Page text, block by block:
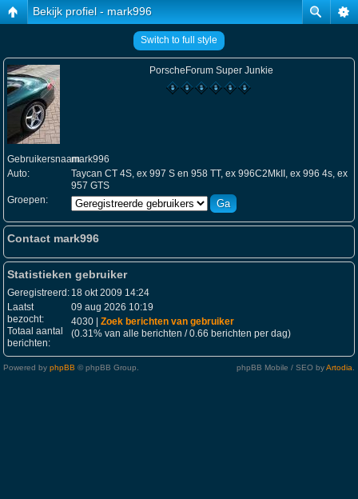
Bekijk profiel - mark996
Switch to full style
PorscheForum Super Junkie
Gebruikersnaam:mark996
Auto:
Taycan CT 4S, ex 997 S en 958 TT, ex 996C2MkII, ex 996 4s, ex
957 GTS
Groepen:
Contact mark996
Statistieken gebruiker
Geregistreerd: 18 okt 2009 14:24
Laatst
bezocht:
09 aug 2026 10:19
Totaal aantal
berichten:
4030 | Zoek berichten van gebruiker
(0.31% van alle berichten / 0.66 berichten per dag)
Powered by phpBB © phpBB Group. phpBB Mobile / SEO byArtodia